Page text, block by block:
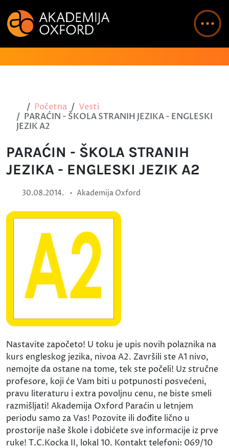
Početna
Vesti
PARAĆIN - ŠKOLA STRANIH JEZIKA - ENGLESKI
JEZIK A2
PARAĆIN - ŠKOLA STRANIH
JEZIKA - ENGLESKI JEZIK A2
30.08.2014. • Akademija Oxford
Nastavite započeto! U toku je upis novih polaznika na
kurs engleskog jezika, nivoa A2. Završili ste A1 nivo,
nemojte da ostane na tome, tek ste počeli! Uz stručne
profesore, koji će Vam biti u potpunosti posvećeni,
pravu literaturu i extra povoljnu cenu, ne biste smeli
razmišljati! Akademija Oxford Paraćin u letnjem
periodu samo za Vas! Pozovite ili dođite lično u
prostorije naše škole i dobićete sve informacije iz prve
ruke! T.C.Kocka II, lokal 10. Kontakt telefoni: 069/10